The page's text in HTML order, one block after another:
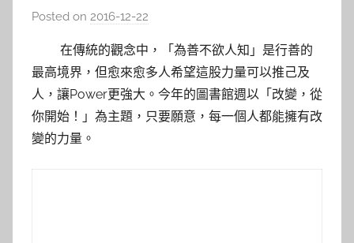
Posted on 2016-12-22
s
h
a
s
在傳統的觀念中，「為善不欲人知」是行善的
最高境界，但愈來愈多人希望這股力量可以推己及
人，讓Power更強大。今年的圖書館週以「改變，從
你開始！」為主題，只要願意，每一個人都能擁有改
變的力量。